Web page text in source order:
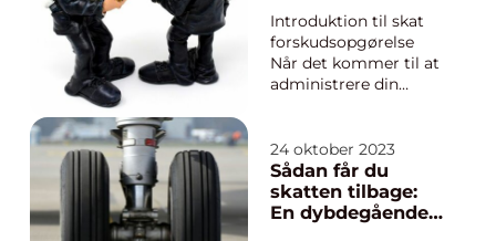
herunder hvordan det
fungerer, dets
historiske ...
Introduktion til skat
forskudsopgørelse
Når det kommer til at
administrere din
vigtigt begreb at
forstå. Det giver dig
mulighed for at få
styr på dine
24 oktober 2023
Sådan får du
skatten tilbage:
En dybdegående